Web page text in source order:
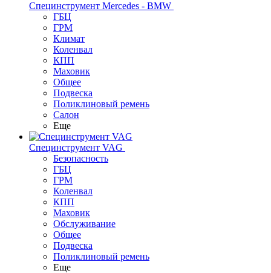
Специнструмент Mercedes - BMW
ГБЦ
ГРМ
Климат
Коленвал
КПП
Маховик
Общее
Подвеска
Поликлиновый ремень
Салон
Еще
Специнструмент VAG
Безопасность
ГБЦ
ГРМ
Коленвал
КПП
Маховик
Обслуживание
Общее
Подвеска
Поликлиновый ремень
Еще